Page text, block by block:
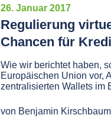
26. Januar 2017
Regulierung
Chancen für
Wie wir berichtet haben,
Europäischen Union vor,
zentralisierten Wallets im
von Benjamin Kirschbaum